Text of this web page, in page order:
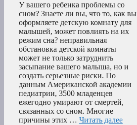
У вашего ребенка проблемы со
сном? Знаете ли вы, что то, как вы
оформляете детскую комнату для
малышей, может повлиять на их
режим сна? неправильная
обстановка детской комнаты
может не только затруднить
засыпание вашего малыша, но и
создать серьезные риски. По
данным Американской академии
педиатрии, 3500 младенцев
ежегодно умирают от смертей,
связанных со сном. Многие
причины этих … Читать далее